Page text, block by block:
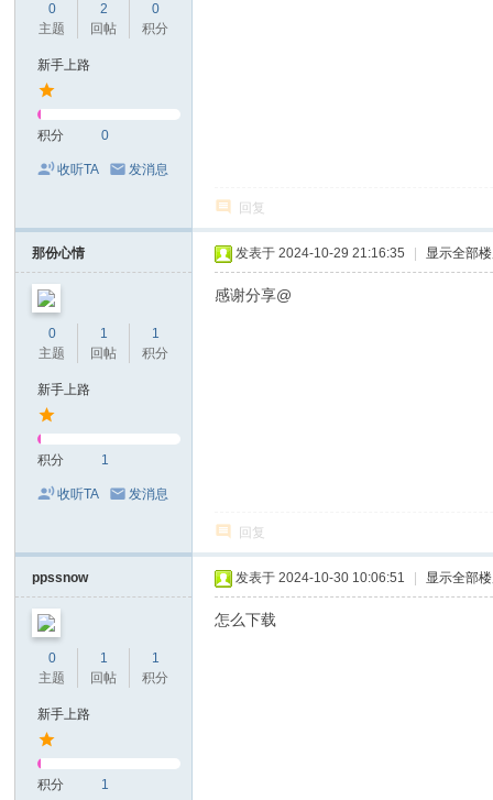
0
主题
2
回帖
0
积分
新手上路
积分 0
收听TA 发消息
回复
那份心情
0
主题
1
回帖
1
积分
新手上路
积分 1
收听TA 发消息
发表于 2024-10-29 21:16:35 显示全部
感谢分享@
回复
ppssnow
0
主题
1
回帖
1
积分
新手上路
积分 1
发表于 2024-10-30 10:06:51 显示全部
怎么下载